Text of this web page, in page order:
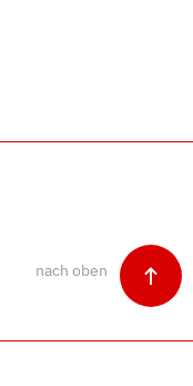
nach oben